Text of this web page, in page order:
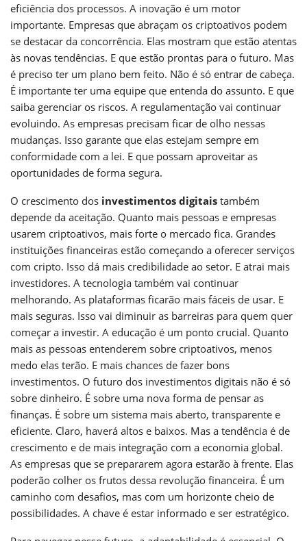
eficiência dos processos. A inovação é um motor
importante. Empresas que abraçam os criptoativos podem
se destacar da concorrência. Elas mostram que estão atentas
às novas tendências. E que estão prontas para o futuro. Mas
é preciso ter um plano bem feito. Não é só entrar de cabeça.
É importante ter uma equipe que entenda do assunto. E que
saiba gerenciar os riscos. A regulamentação vai continuar
evoluindo. As empresas precisam ficar de olho nessas
mudanças. Isso garante que elas estejam sempre em
conformidade com a lei. E que possam aproveitar as
oportunidades de forma segura.
O crescimento dos investimentos digitais também
depende da aceitação. Quanto mais pessoas e empresas
usarem criptoativos, mais forte o mercado fica. Grandes
instituições financeiras estão começando a oferecer serviços
com cripto. Isso dá mais credibilidade ao setor. E atrai mais
investidores. A tecnologia também vai continuar
melhorando. As plataformas ficarão mais fáceis de usar. E
mais seguras. Isso vai diminuir as barreiras para quem quer
começar a investir. A educação é um ponto crucial. Quanto
mais as pessoas entenderem sobre criptoativos, menos
medo elas terão. E mais chances de fazer bons
investimentos. O futuro dos investimentos digitais não é só
sobre dinheiro. É sobre uma nova forma de pensar as
finanças. É sobre um sistema mais aberto, transparente e
eficiente. Claro, haverá altos e baixos. Mas a tendência é de
crescimento e de mais integração com a economia global.
As empresas que se prepararem agora estarão à frente. Elas
poderão colher os frutos dessa revolução financeira. É um
caminho com desafios, mas com um horizonte cheio de
possibilidades. A chave é estar informado e ser estratégico.